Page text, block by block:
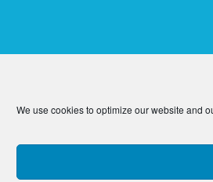
We use cookies to optimize our website and